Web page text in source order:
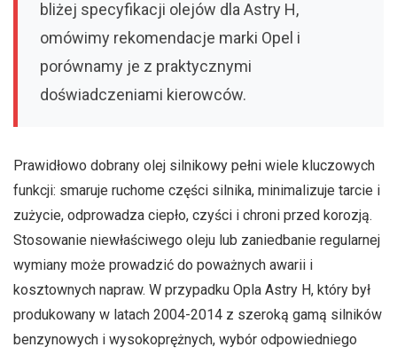
bliżej specyfikacji olejów dla Astry H,
omówimy rekomendacje marki Opel i
porównamy je z praktycznymi
doświadczeniami kierowców.
Prawidłowo dobrany olej silnikowy pełni wiele kluczowych
funkcji: smaruje ruchome części silnika, minimalizuje tarcie i
zużycie, odprowadza ciepło, czyści i chroni przed korozją.
Stosowanie niewłaściwego oleju lub zaniedbanie regularnej
wymiany może prowadzić do poważnych awarii i
kosztownych napraw. W przypadku Opla Astry H, który był
produkowany w latach 2004-2014 z szeroką gamą silników
benzynowych i wysokoprężnych, wybór odpowiedniego